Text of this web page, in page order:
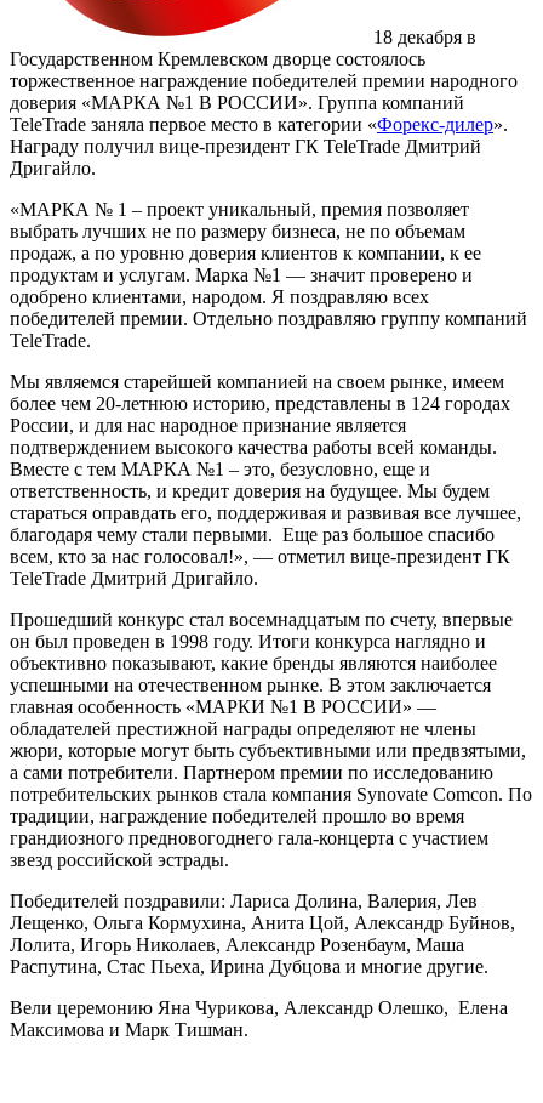
18 декабря в
Государственном Кремлевском дворце состоялось
торжественное награждение победителей премии народного
доверия «МАРКА №1 В РОССИИ». Группа компаний
TeleTrade заняла первое место в категории «Форекс-дилер».
Награду получил вице-президент ГК TeleTrade Дмитрий
Дригайло.
«МАРКА № 1 – проект уникальный, премия позволяет
выбрать лучших не по размеру бизнеса, не по объемам
продаж, а по уровню доверия клиентов к компании, к ее
продуктам и услугам. Марка №1 — значит проверено и
одобрено клиентами, народом. Я поздравляю всех
победителей премии. Отдельно поздравляю группу компаний
TeleTrade.
Мы являемся старейшей компанией на своем рынке, имеем
более чем 20-летнюю историю, представлены в 124 городах
России, и для нас народное признание является
подтверждением высокого качества работы всей команды.
Вместе с тем МАРКА №1 – это, безусловно, еще и
ответственность, и кредит доверия на будущее. Мы будем
стараться оправдать его, поддерживая и развивая все лучшее,
благодаря чему стали первыми. Еще раз большое спасибо
всем, кто за нас голосовал!», — отметил вице-президент ГК
TeleTrade Дмитрий Дригайло.
Прошедший конкурс стал восемнадцатым по счету, впервые
он был проведен в 1998 году. Итоги конкурса наглядно и
объективно показывают, какие бренды являются наиболее
успешными на отечественном рынке. В этом заключается
главная особенность «МАРКИ №1 В РОССИИ» —
обладателей престижной награды определяют не члены
жюри, которые могут быть субъективными или предвзятыми,
а сами потребители. Партнером премии по исследованию
потребительских рынков стала компания Synovate Comcon. По
традиции, награждение победителей прошло во время
грандиозного предновогоднего гала-концерта с участием
звезд российской эстрады.
Победителей поздравили: Лариса Долина, Валерия, Лев
Лещенко, Ольга Кормухина, Анита Цой, Александр Буйнов,
Лолита, Игорь Николаев, Александр Розенбаум, Маша
Распутина, Стас Пьеха, Ирина Дубцова и многие другие.
Вели церемонию Яна Чурикова, Александр Олешко, Елена
Максимова и Марк Тишман.